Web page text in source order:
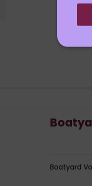
Boatyard